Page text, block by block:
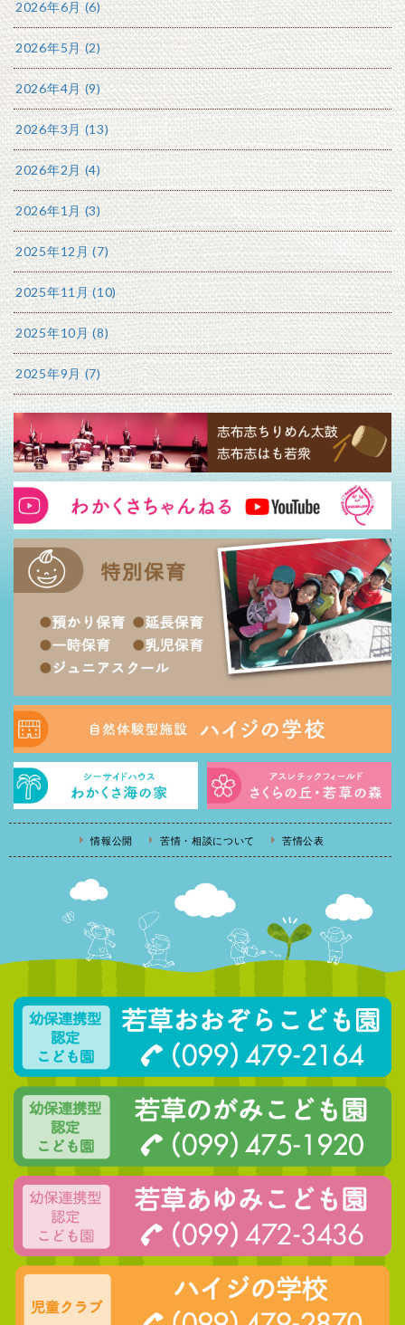
2026年6月 (6)
2026年5月 (2)
2026年4月 (9)
2026年3月 (13)
2026年2月 (4)
2026年1月 (3)
2025年12月 (7)
2025年11月 (10)
2025年10月 (8)
2025年9月 (7)
情報公開 苦情・相談について 苦情公表